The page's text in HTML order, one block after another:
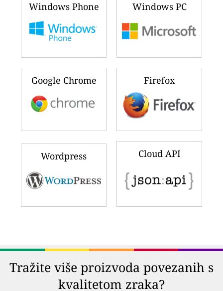
Windows Phone Windows PC
Google Chrome Firefox
Wordpress Cloud API
Tražite više proizvoda povezanih s
kvalitetom zraka?